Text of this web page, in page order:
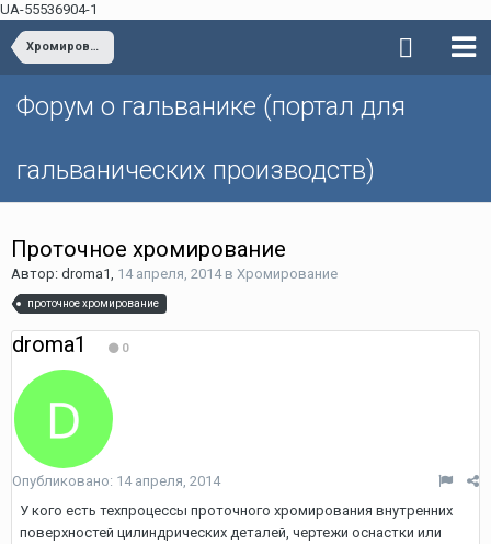
UA-55536904-1
Хромирование
Форум о гальванике (портал для
гальванических производств)
Проточное хромирование
Автор: droma1, 14 апреля, 2014в Хромирование
проточное хромирование
droma1 0
Опубликовано: 14 апреля, 2014
У кого есть техпроцессы проточного хромирования внутренних
поверхностей цилиндрических деталей, чертежи оснастки или